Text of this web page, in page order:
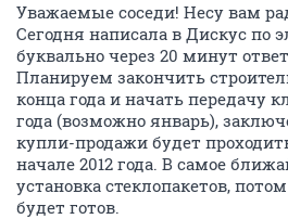
Уважаемые соседи! Несу вам
Сегодня написала в Дискус по
буквально через 20 минут
Планируем закончить
конца года и начать передачу
года (возможно январь),
купли-продажи будет
начале 2012 года. В самое
установка стеклопакетов,
будет готов.